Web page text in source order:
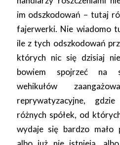
im odszkodowań – tutaj
fajerwerki. Nie wiadomo
ile z tych odszkodowań
których nic się dzisiaj
bowiem spojrzeć na
wehikułów
reprywatyzacyjne,
różnych spółek, od
wydaje się bardzo mało